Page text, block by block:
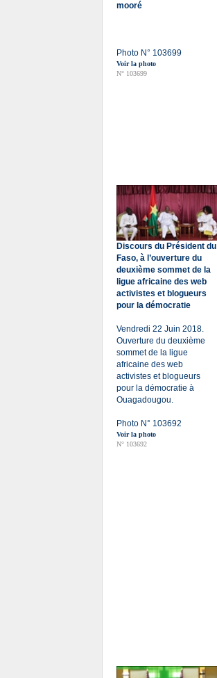
mooré
Photo N° 103699
Voir la photo
N° 103699
Discours du Président du
Faso, à l’ouverture du
deuxième sommet de la
ligue africaine des web
activistes et blogueurs
pour la démocratie
Vendredi 22 Juin 2018.
Ouverture du deuxième
sommet de la ligue
africaine des web
activistes et blogueurs
pour la démocratie à
Ouagadougou.
Photo N° 103692
Voir la photo
N° 103692